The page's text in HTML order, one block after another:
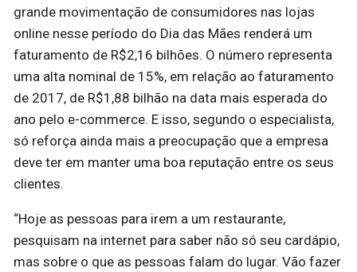
grande movimentação de consumidores nas lojas
online nesse período do Dia das Mães renderá um
faturamento de R$2,16 bilhões. O número representa
uma alta nominal de 15%, em relação ao faturamento
de 2017, de R$1,88 bilhão na data mais esperada do
ano pelo e-commerce. E isso, segundo o especialista,
só reforça ainda mais a preocupação que a empresa
deve ter em manter uma boa reputação entre os seus
clientes.
“Hoje as pessoas para irem a um restaurante,
pesquisam na internet para saber não só seu cardápio,
mas sobre o que as pessoas falam do lugar. Vão fazer